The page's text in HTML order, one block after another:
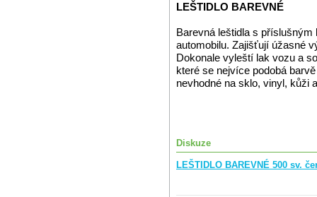
LEŠTIDLO BAREVNÉ
Barevná leštidla s
automobilu. Zajišťují úžasné
Dokonale vyleští lak vozu a
které se nejvíce podobá
nevhodné na sklo, vinyl, kůži
Diskuze
LEŠTIDLO BAREVNÉ 500 sv.